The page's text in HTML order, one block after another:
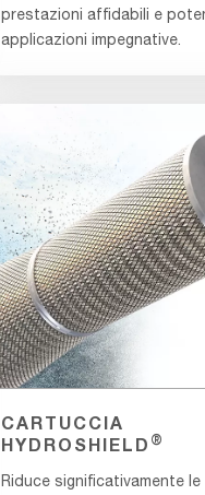
prestazioni affidabili e
applicazioni impegnative.
CARTUCCIA
HYDROSHIELD ®
Riduce significativamente le